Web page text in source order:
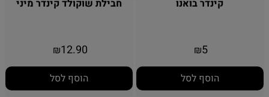
קינדר בואנו
₪5
הוסף לסל
חבילת שוקולד קינדר מיני
₪12.90
הוסף לסל